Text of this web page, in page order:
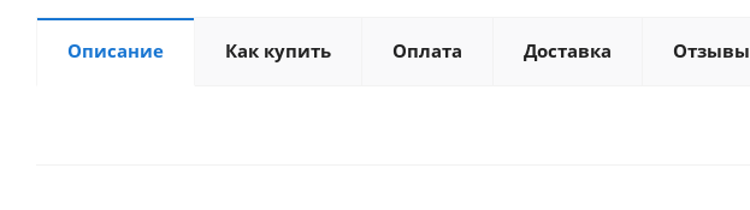
Описание Как купить Оплата Доставка Отзывы